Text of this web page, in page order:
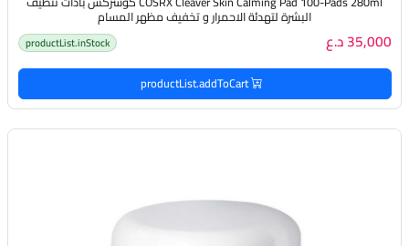
البشرة لتهدئة الاحمرار و تخفيف مظهر المسام
35,000 د.ع productList.inStock
productList.addToCart